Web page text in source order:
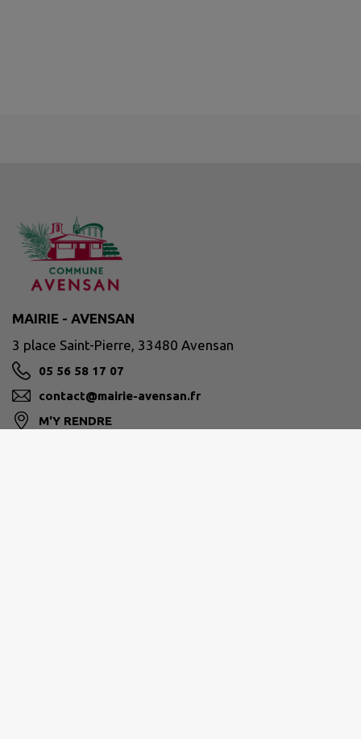
MAIRIE - AVENSAN
3 place Saint-Pierre, 33480 Avensan
05 56 58 17 07
contact@mairie-avensan.fr
M'Y RENDRE